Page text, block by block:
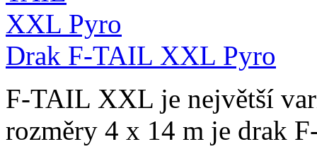
Drak F-TAIL XXL Pyro
F-TAIL XXL je největší
rozměry 4 x 14 m je drak